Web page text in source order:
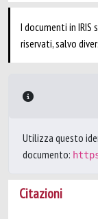
I documenti in
riservati, salvo
Utilizza questo
documento:
Citazioni